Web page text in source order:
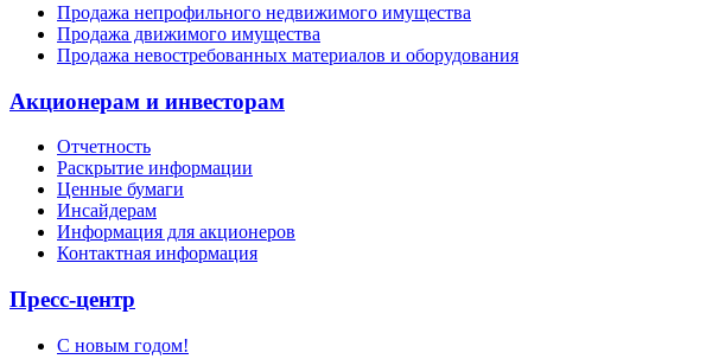
Продажа непрофильного недвижимого имущества
Продажа движимого имущества
Продажа невостребованных материалов и оборудования
Акционерам и инвесторам
Отчетность
Раскрытие информации
Ценные бумаги
Инсайдерам
Информация для акционеров
Контактная информация
Пресс-центр
С новым годом!